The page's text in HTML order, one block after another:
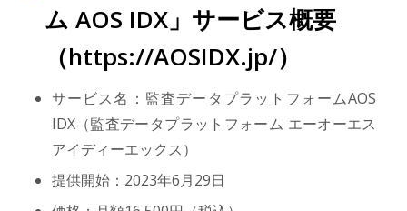
ム AOS IDX」サービス概要
（https://AOSIDX.jp/）
サービス名：監査データプラットフォームAOS
IDX（監査データプラットフォーム エーオーエス
アイディーエックス）
提供開始：2023年6月29日